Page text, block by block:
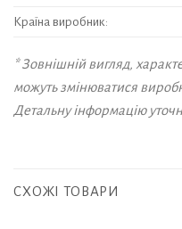
Країна виробник:
* Зовнішній вигляд,
можуть змінюватися
Детальну інформацію
СХОЖІ ТОВАРИ